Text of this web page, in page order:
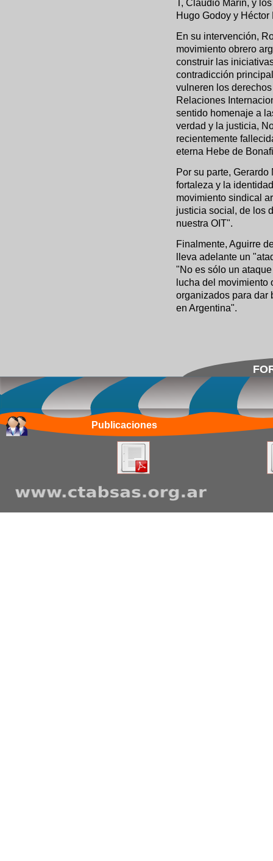
T, Claudio Marín, y
Hugo Godoy y Héctor
En su intervención,
movimiento obrero
construir las
contradicción
vulneren los
Relaciones
sentido homenaje a
verdad y la justicia,
recientemente
eterna Hebe de
Por su parte,
fortaleza y la
movimiento sindical
justicia social, de los
nuestra OIT".
Finalmente, Aguirre
lleva adelante un
"No es sólo un
lucha del movimiento
organizados para dar
en Argentina".
Publicaciones